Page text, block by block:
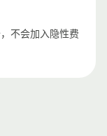
不会加入隐性费